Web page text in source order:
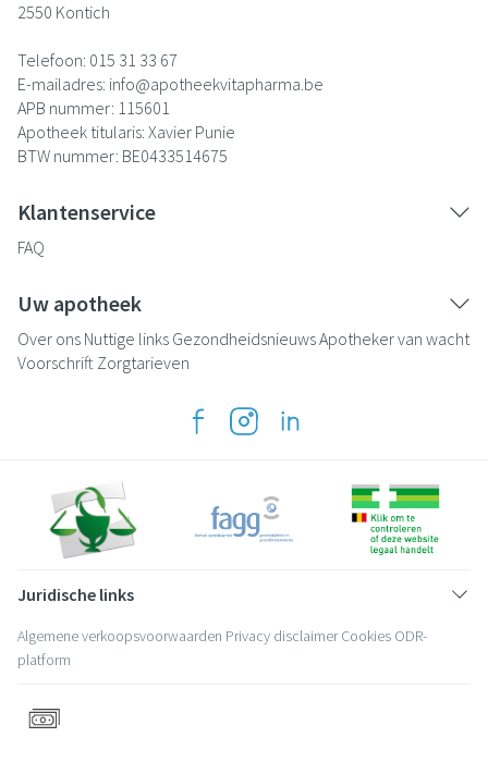
2550 Kontich
Telefoon: 015 31 33 67
E-mailadres: info@apotheekvitapharma.be
APB nummer: 115601
Apotheek titularis: Xavier Punie
BTW nummer: BE0433514675
Klantenservice
FAQ
Uw apotheek
Over ons Nuttige links GezondheidsnieuwsApotheker van wacht
Voorschrift Zorgtarieven
Juridische links
Algemene verkoopsvoorwaarden Privacy disclaimer Cookies ODR-
platform